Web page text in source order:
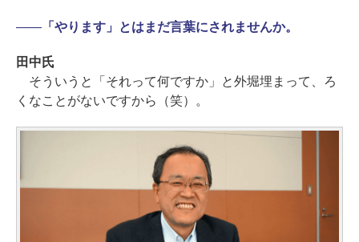
――「やります」とはまだ言葉にされませんか。
田中氏
そういうと「それって何ですか」と外堀埋まって、ろ
くなことがないですから（笑）。